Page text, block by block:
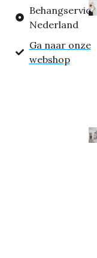
Behangservice
Nederland
Ga naar onze
webshop